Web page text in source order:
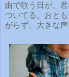
由で歌う日が、
ついてる。おと
がらず、大きな声